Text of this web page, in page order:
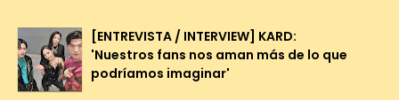
[ENTREVISTA / INTERVIEW] KARD:
'Nuestros fans nos aman más de lo que
podríamos imaginar'